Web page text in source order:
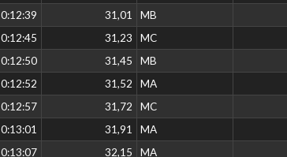
0:12:39 31,01 MB
0:12:45 31,23 MC
0:12:50 31,45 MB
0:12:52 31,52 MA
0:12:57 31,72 MC
0:13:01 31,91 MA
0:13:07 32,15 MA